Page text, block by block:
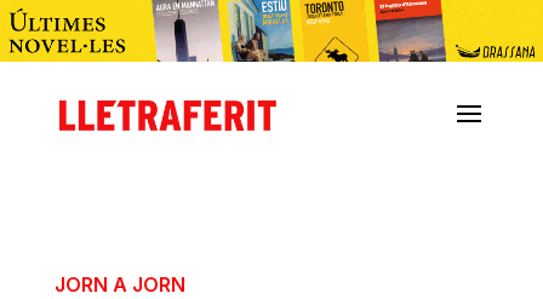
JORN A JORN